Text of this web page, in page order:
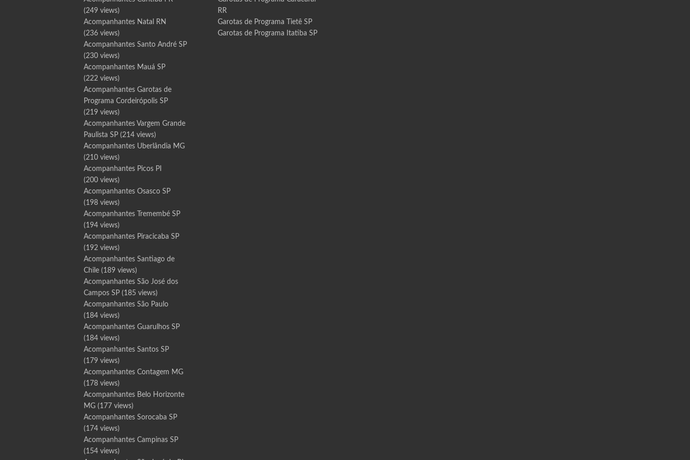
(249 views)
Acompanhantes Natal RN
(236 views)
Acompanhantes Santo André SP
(230 views)
Acompanhantes Mauá SP
(222 views)
Acompanhantes Garotas de
Programa Cordeirópolis SP
(219 views)
Acompanhantes Vargem Grande
Paulista SP (214 views)
Acompanhantes Uberlândia MG
(210 views)
Acompanhantes Picos PI
(200 views)
Acompanhantes Osasco SP
(198 views)
Acompanhantes Tremembé SP
(194 views)
Acompanhantes Piracicaba SP
(192 views)
Acompanhantes Santiago de
Chile (189 views)
Acompanhantes São José dos
Campos SP (185 views)
Acompanhantes São Paulo
(184 views)
Acompanhantes Guarulhos SP
(184 views)
Acompanhantes Santos SP
(179 views)
Acompanhantes Contagem MG
(178 views)
Acompanhantes Belo Horizonte
MG (177 views)
Acompanhantes Sorocaba SP
(174 views)
Acompanhantes Campinas SP
(154 views)
RR
Garotas de Programa Tietê SP
Garotas de Programa Itatiba SP